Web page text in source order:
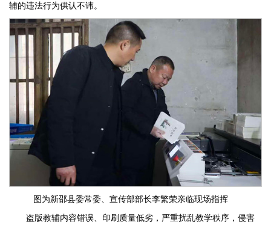
辅的违法行为供认不讳。
图为新邵县委常委、宣传部部长李繁荣亲临现场指挥
盗版教辅内容错误、印刷质量低劣，严重扰乱教学秩序，侵害